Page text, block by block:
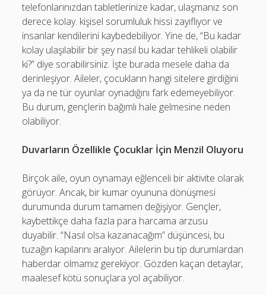
telefonlarınızdan tabletlerinize kadar, ulaşmanız son
derece kolay. kişisel sorumluluk hissi zayıflıyor ve
insanlar kendilerini kaybedebiliyor. Yine de, “Bu kadar
kolay ulaşılabilir bir şey nasıl bu kadar tehlikeli olabilir
ki?” diye sorabilirsiniz. İşte burada mesele daha da
derinleşiyor. Aileler, çocukların hangi sitelere girdiğini
ya da ne tür oyunlar oynadığını fark edemeyebiliyor.
Bu durum, gençlerin bağımlı hale gelmesine neden
olabiliyor.
Duvarların Özellikle Çocuklar İçin Menzil Oluyoru
Birçok aile, oyun oynamayı eğlenceli bir aktivite olarak
görüyor. Ancak, bir kumar oyununa dönüşmesi
durumunda durum tamamen değişiyor. Gençler,
kaybettikçe daha fazla para harcama arzusu
duyabilir. “Nasıl olsa kazanacağım” düşüncesi, bu
tuzağın kapılarını aralıyor. Ailelerin bu tip durumlardan
haberdar olmamız gerekiyor. Gözden kaçan detaylar,
maalesef kötü sonuçlara yol açabiliyor.